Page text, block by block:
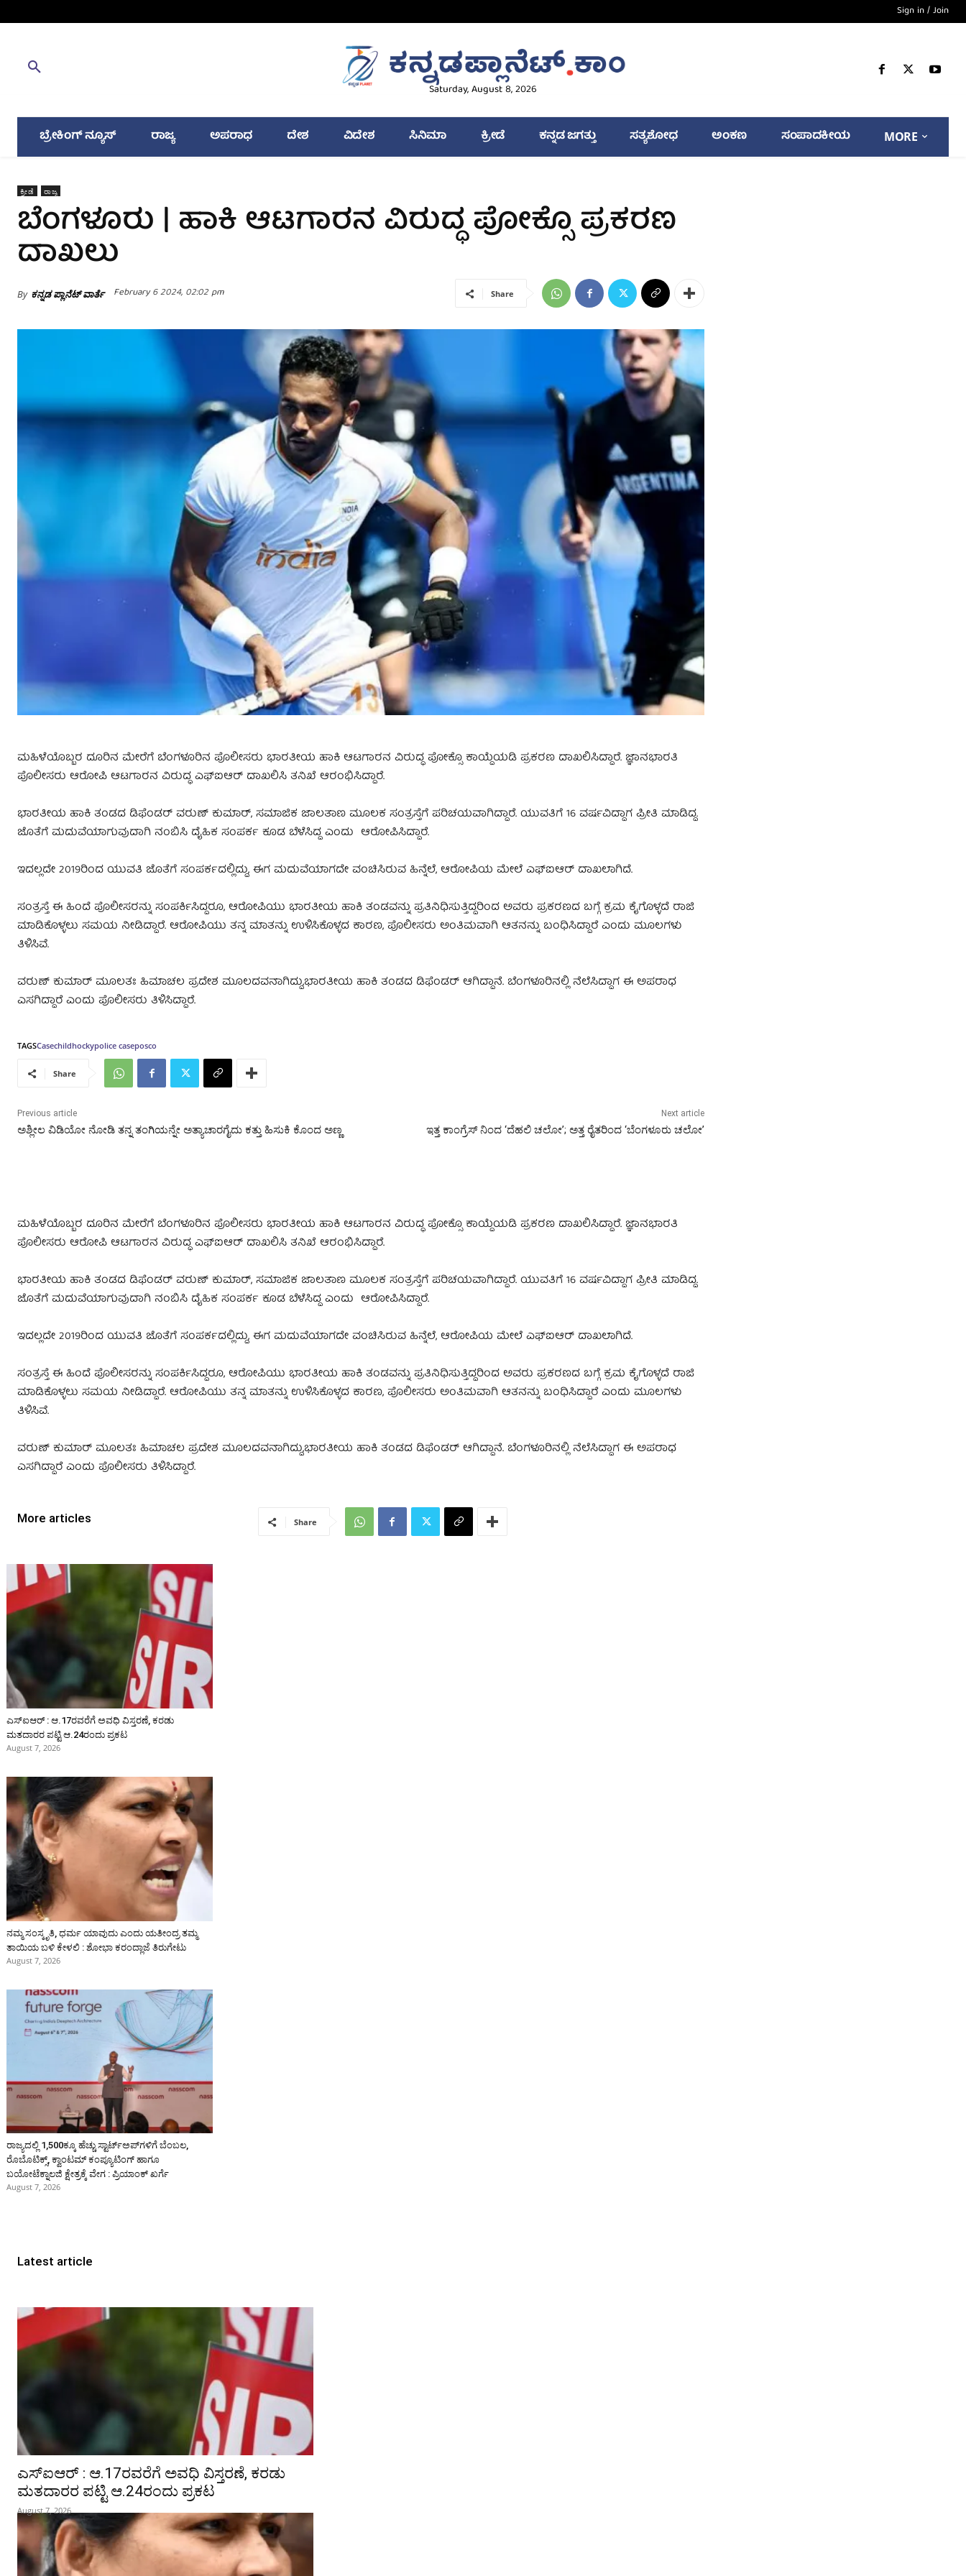
Sign in / Join
Saturday, August 8, 2026
ಬ್ರೇಕಿಂಗ್ ನ್ಯೂಸ್ ರಾಜ್ಯ ಅಪರಾಧ ದೇಶ ವಿದೇಶ ಸಿನಿಮಾ ಕ್ರೀಡೆ ಕನ್ನಡ ಜಗತ್ತು ಸತ್ಯಶೋಧ ಅಂಕಣ ಸಂಪಾದಕೀಯ MORE
ಕ್ರೀಡೆ ರಾಜ್ಯ
ಬೆಂಗಳೂರು | ಹಾಕಿ ಆಟಗಾರನ ವಿರುದ್ಧ ಪೋಕ್ಸೊ ಪ್ರಕರಣ
ದಾಖಲು
By ಕನ್ನಡ ಪ್ಲಾನೆಟ್ ವಾರ್ತೆ February 6 2024, 02:02 pm Share
ಮಹಿಳೆಯೊಬ್ಬರ ದೂರಿನ ಮೇರೆಗೆ ಬೆಂಗಳೂರಿನ ಪೊಲೀಸರು ಭಾರತೀಯ ಹಾಕಿ ಆಟಗಾರನ ವಿರುದ್ಧ ಪೋಕ್ಸೊ ಕಾಯ್ದೆಯಡಿ ಪ್ರಕರಣ ದಾಖಲಿಸಿದ್ದಾರೆ. ಜ್ಞಾನಭಾರತಿ
ಪೊಲೀಸರು ಆರೋಪಿ ಆಟಗಾರನ ವಿರುದ್ಧ ಎಫ್‌ಐಆರ್ ದಾಖಲಿಸಿ ತನಿಖೆ ಆರಂಭಿಸಿದ್ದಾರೆ.
ಭಾರತೀಯ ಹಾಕಿ ತಂಡದ ಡಿಫೆಂಡರ್ ವರುಣ್ ಕುಮಾರ್, ಸಮಾಜಿಕ ಜಾಲತಾಣ ಮೂಲಕ ಸಂತ್ರಸ್ತೆಗೆ ಪರಿಚಯವಾಗಿದ್ದಾರೆ. ಯುವತಿಗೆ 16 ವರ್ಷವಿದ್ದಾಗ ಪ್ರೀತಿ ಮಾಡಿದ್ದ.
ಜೊತೆಗೆ ಮದುವೆಯಾಗುವುದಾಗಿ ನಂಬಿಸಿ ದೈಹಿಕ ಸಂಪರ್ಕ ಕೂಡ ಬೆಳೆಸಿದ್ದ ಎಂದು ಆರೋಪಿಸಿದ್ದಾರೆ.
ಇದಲ್ಲದೇ 2019ರಿಂದ ಯುವತಿ ಜೊತೆಗೆ ಸಂಪರ್ಕದಲ್ಲಿದ್ದು, ಈಗ ಮದುವೆಯಾಗದೇ ವಂಚಿಸಿರುವ ಹಿನ್ನೆಲೆ, ಆರೋಪಿಯ ಮೇಲೆ ಎಫ್ಐಆರ್ ದಾಖಲಾಗಿದೆ.
ಸಂತ್ರಸ್ತೆ ಈ ಹಿಂದೆ ಪೊಲೀಸರನ್ನು ಸಂಪರ್ಕಿಸಿದ್ದರೂ, ಆರೋಪಿಯು ಭಾರತೀಯ ಹಾಕಿ ತಂಡವನ್ನು ಪ್ರತಿನಿಧಿಸುತ್ತಿದ್ದರಿಂದ ಅವರು ಪ್ರಕರಣದ ಬಗ್ಗೆ ಕ್ರಮ ಕೈಗೊಳ್ಳದೆ ರಾಜಿ
ಮಾಡಿಕೊಳ್ಳಲು ಸಮಯ ನೀಡಿದ್ದಾರೆ. ಆರೋಪಿಯು ತನ್ನ ಮಾತನ್ನು ಉಳಿಸಿಕೊಳ್ಳದ ಕಾರಣ, ಪೊಲೀಸರು ಅಂತಿಮವಾಗಿ ಆತನನ್ನು ಬಂಧಿಸಿದ್ದಾರೆ ಎಂದು ಮೂಲಗಳು
ತಿಳಿಸಿವೆ.
ವರುಣ್ ಕುಮಾರ್ ಮೂಲತಃ ಹಿಮಾಚಲ ಪ್ರದೇಶ ಮೂಲದವನಾಗಿದ್ದು,ಭಾರತೀಯ ಹಾಕಿ ತಂಡದ ಡಿಫೆಂಡರ್ ಆಗಿದ್ದಾನೆ. ಬೆಂಗಳೂರಿನಲ್ಲಿ ನೆಲೆಸಿದ್ದಾಗ ಈ ಅಪರಾಧ
ಎಸಗಿದ್ದಾರೆ ಎಂದು ಪೊಲೀಸರು ತಿಳಿಸಿದ್ದಾರೆ.
TAGSCasechildhockypolice caseposco
Share
Previous article
ಅಶ್ಲೀಲ ವಿಡಿಯೋ ನೋಡಿ ತನ್ನ ತಂಗಿಯನ್ನೇ ಅತ್ಯಾಚಾರಗೈದು ಕತ್ತು ಹಿಸುಕಿ ಕೊಂದ ಅಣ್ಣ
Next article
ಇತ್ತ ಕಾಂಗ್ರೆಸ್ ನಿಂದ ‘ದೆಹಲಿ ಚಲೋ’; ಅತ್ತ ರೈತರಿಂದ ‘ಬೆಂಗಳೂರು ಚಲೋ’
ಮಹಿಳೆಯೊಬ್ಬರ ದೂರಿನ ಮೇರೆಗೆ ಬೆಂಗಳೂರಿನ ಪೊಲೀಸರು ಭಾರತೀಯ ಹಾಕಿ ಆಟಗಾರನ ವಿರುದ್ಧ ಪೋಕ್ಸೊ ಕಾಯ್ದೆಯಡಿ ಪ್ರಕರಣ ದಾಖಲಿಸಿದ್ದಾರೆ. ಜ್ಞಾನಭಾರತಿ
ಪೊಲೀಸರು ಆರೋಪಿ ಆಟಗಾರನ ವಿರುದ್ಧ ಎಫ್‌ಐಆರ್ ದಾಖಲಿಸಿ ತನಿಖೆ ಆರಂಭಿಸಿದ್ದಾರೆ.
ಭಾರತೀಯ ಹಾಕಿ ತಂಡದ ಡಿಫೆಂಡರ್ ವರುಣ್ ಕುಮಾರ್, ಸಮಾಜಿಕ ಜಾಲತಾಣ ಮೂಲಕ ಸಂತ್ರಸ್ತೆಗೆ ಪರಿಚಯವಾಗಿದ್ದಾರೆ. ಯುವತಿಗೆ 16 ವರ್ಷವಿದ್ದಾಗ ಪ್ರೀತಿ ಮಾಡಿದ್ದ.
ಜೊತೆಗೆ ಮದುವೆಯಾಗುವುದಾಗಿ ನಂಬಿಸಿ ದೈಹಿಕ ಸಂಪರ್ಕ ಕೂಡ ಬೆಳೆಸಿದ್ದ ಎಂದು ಆರೋಪಿಸಿದ್ದಾರೆ.
ಇದಲ್ಲದೇ 2019ರಿಂದ ಯುವತಿ ಜೊತೆಗೆ ಸಂಪರ್ಕದಲ್ಲಿದ್ದು, ಈಗ ಮದುವೆಯಾಗದೇ ವಂಚಿಸಿರುವ ಹಿನ್ನೆಲೆ, ಆರೋಪಿಯ ಮೇಲೆ ಎಫ್ಐಆರ್ ದಾಖಲಾಗಿದೆ.
ಸಂತ್ರಸ್ತೆ ಈ ಹಿಂದೆ ಪೊಲೀಸರನ್ನು ಸಂಪರ್ಕಿಸಿದ್ದರೂ, ಆರೋಪಿಯು ಭಾರತೀಯ ಹಾಕಿ ತಂಡವನ್ನು ಪ್ರತಿನಿಧಿಸುತ್ತಿದ್ದರಿಂದ ಅವರು ಪ್ರಕರಣದ ಬಗ್ಗೆ ಕ್ರಮ ಕೈಗೊಳ್ಳದೆ ರಾಜಿ
ಮಾಡಿಕೊಳ್ಳಲು ಸಮಯ ನೀಡಿದ್ದಾರೆ. ಆರೋಪಿಯು ತನ್ನ ಮಾತನ್ನು ಉಳಿಸಿಕೊಳ್ಳದ ಕಾರಣ, ಪೊಲೀಸರು ಅಂತಿಮವಾಗಿ ಆತನನ್ನು ಬಂಧಿಸಿದ್ದಾರೆ ಎಂದು ಮೂಲಗಳು
ತಿಳಿಸಿವೆ.
ವರುಣ್ ಕುಮಾರ್ ಮೂಲತಃ ಹಿಮಾಚಲ ಪ್ರದೇಶ ಮೂಲದವನಾಗಿದ್ದು,ಭಾರತೀಯ ಹಾಕಿ ತಂಡದ ಡಿಫೆಂಡರ್ ಆಗಿದ್ದಾನೆ. ಬೆಂಗಳೂರಿನಲ್ಲಿ ನೆಲೆಸಿದ್ದಾಗ ಈ ಅಪರಾಧ
ಎಸಗಿದ್ದಾರೆ ಎಂದು ಪೊಲೀಸರು ತಿಳಿಸಿದ್ದಾರೆ.
More articles
ಎಸ್‌ಐಆರ್‌ : ಆ.17ರವರೆಗೆ ಅವಧಿ ವಿಸ್ತರಣೆ, ಕರಡು
ಮತದಾರರ ಪಟ್ಟಿ ಆ.24ರಂದು ಪ್ರಕಟ
August 7, 2026
ನಮ್ಮ ಸಂಸ್ಕೃತಿ, ಧರ್ಮ ಯಾವುದು ಎಂದು ಯತೀಂದ್ರ ತಮ್ಮ
ತಾಯಿಯ ಬಳಿ ಕೇಳಲಿ : ಶೋಭಾ ಕರಂದ್ಲಾಜೆ ತಿರುಗೇಟು
August 7, 2026
ರಾಜ್ಯದಲ್ಲಿ 1,500ಕ್ಕೂ ಹೆಚ್ಚು ಸ್ಟಾರ್ಟ್‌ಅಪ್‌ಗಳಿಗೆ ಬೆಂಬಲ,
ರೊಬೊಟಿಕ್ಸ್, ಕ್ವಾಂಟಮ್ ಕಂಪ್ಯೂಟಿಂಗ್ ಹಾಗೂ
ಬಯೋಟೆಕ್ನಾಲಜಿ ಕ್ಷೇತ್ರಕ್ಕೆ ವೇಗ : ಪ್ರಿಯಾಂಕ್‌ ಖರ್ಗೆ
August 7, 2026
Share
Latest article
ಎಸ್‌ಐಆರ್‌ : ಆ.17ರವರೆಗೆ ಅವಧಿ ವಿಸ್ತರಣೆ, ಕರಡು
ಮತದಾರರ ಪಟ್ಟಿ ಆ.24ರಂದು ಪ್ರಕಟ
August 7, 2026